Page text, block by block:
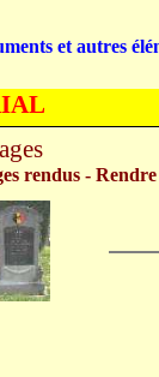
rendus -
et autres